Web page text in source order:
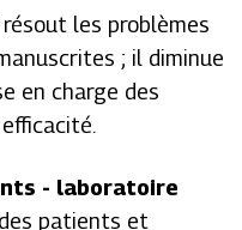
les problèmes
; il diminue
en charge des
- laboratoire
patients et